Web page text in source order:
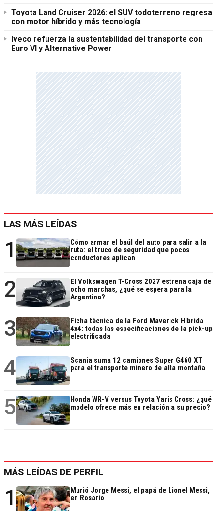
Toyota Land Cruiser 2026: el SUV todoterreno regresa
con motor híbrido y más tecnología
Iveco refuerza la sustentabilidad del transporte con
Euro VI y Alternative Power
LAS MÁS LEÍDAS
1
Cómo armar el baúl del auto para salir a la
ruta: el truco de seguridad que pocos
conductores aplican
2
El Volkswagen T-Cross 2027 estrena caja de
ocho marchas, ¿qué se espera para la
Argentina?
3
Ficha técnica de la Ford Maverick Híbrida
4x4: todas las especificaciones de la pick-up
electrificada
4
Scania suma 12 camiones Super G460 XT
para el transporte minero de alta montaña
5
Honda WR-V versus Toyota Yaris Cross: ¿qué
modelo ofrece más en relación a su precio?
MÁS LEÍDAS DE PERFIL
1
Murió Jorge Messi, el papá de Lionel Messi,
en Rosario